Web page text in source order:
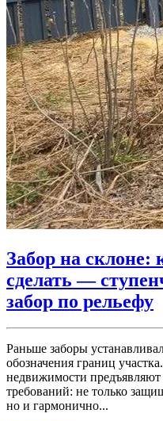
Забор на склоне:
сделать —
забор по рельефу
Раньше заборы
обозначения границ
недвижимости
требований: не только
но и гармонично...